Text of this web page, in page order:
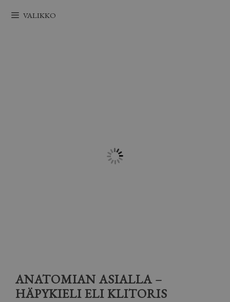
sisältöönVALIKKO
ANATOMIAN ASIALLA –
HÄPYKIELI ELI KLITORIS